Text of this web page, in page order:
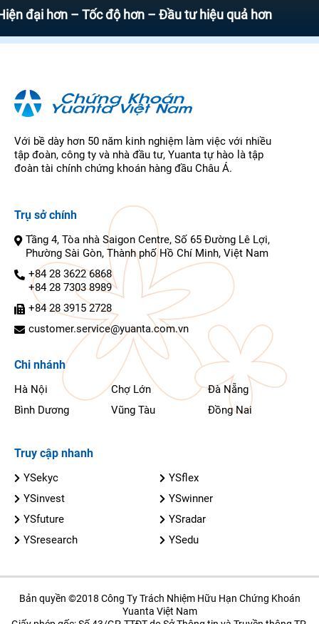
– Tốc độ hơn – Đầu tư hiệu quả hơn
Với bề dày hơn 50 năm kinh nghiệm làm việc với nhiều
tập đoàn, công ty và nhà đầu tư, Yuanta tự hào là tập
đoàn tài chính chứng khoán hàng đầu Châu Á.
Trụ sở chính
Tầng 4, Tòa nhà Saigon Centre, Số 65 Đường Lê Lợi,
Phường Sài Gòn, Thành phố Hồ Chí Minh, Việt Nam
+84 28 3622 6868
+84 28 7303 8989
+84 28 3915 2728
customer.service@yuanta.com.vn
Chi nhánh
Hà Nội Chợ Lớn
Đà Nẵng
Bình Dương
Vũng Tàu Đồng Nai
Truy cập nhanh
YSekyc
YSflex
YSinvest
YSwinner
YSfuture
YSradar
YSresearch
YSedu
Bản quyền ©2018 Công Ty Trách Nhiệm Hữu Hạn Chứng Khoán
Yuanta Việt Nam